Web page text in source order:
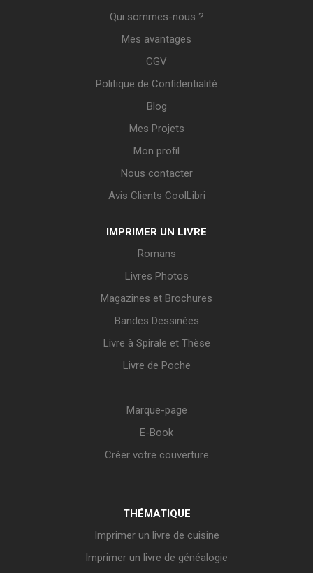
Qui sommes-nous ?
Mes avantages
CGV
Politique de Confidentialité
Blog
Mes Projets
Mon profil
Nous contacter
Avis Clients CoolLibri
IMPRIMER UN LIVRE
Romans
Livres Photos
Magazines et Brochures
Bandes Dessinées
Livre à Spirale et Thèse
Livre de Poche
Marque-page
E-Book
Créer votre couverture
THÉMATIQUE
Imprimer un livre de cuisine
Imprimer un livre de généalogie